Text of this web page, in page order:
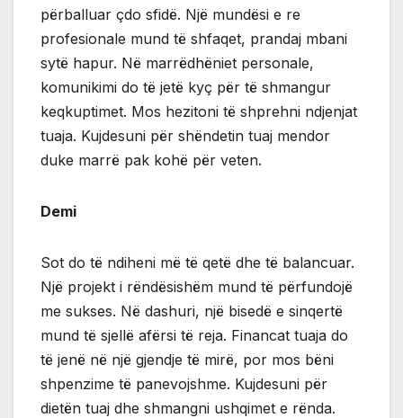
përballuar çdo sfidë. Një mundësi e re
profesionale mund të shfaqet, prandaj mbani
sytë hapur. Në marrëdhëniet personale,
komunikimi do të jetë kyç për të shmangur
keqkuptimet. Mos hezitoni të shprehni ndjenjat
tuaja. Kujdesuni për shëndetin tuaj mendor
duke marrë pak kohë për veten.
Demi
Sot do të ndiheni më të qetë dhe të balancuar.
Një projekt i rëndësishëm mund të përfundojë
me sukses. Në dashuri, një bisedë e sinqertë
mund të sjellë afërsi të reja. Financat tuaja do
të jenë në një gjendje të mirë, por mos bëni
shpenzime të panevojshme. Kujdesuni për
dietën tuaj dhe shmangni ushqimet e rënda.